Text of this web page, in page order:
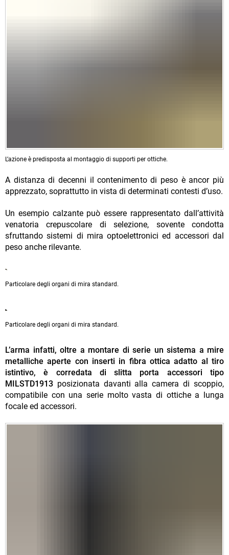
L’azione è predisposta al montaggio di supporti per ottiche.
A distanza di decenni il contenimento di peso è ancor più
apprezzato, soprattutto in vista di determinati contesti d’uso.
Un esempio calzante può essere rappresentato dall’attività
venatoria crepuscolare di selezione, sovente condotta
sfruttando sistemi di mira optoelettronici ed accessori dal
peso anche rilevante.
Particolare degli organi di mira standard.
Particolare degli organi di mira standard.
L’arma infatti, oltre a montare di serie un sistema a mire
metalliche aperte con inserti in fibra ottica adatto al tiro
istintivo, è corredata di slitta porta accessori tipo
MILSTD1913 posizionata davanti alla camera di scoppio,
compatibile con una serie molto vasta di ottiche a lunga
focale ed accessori.